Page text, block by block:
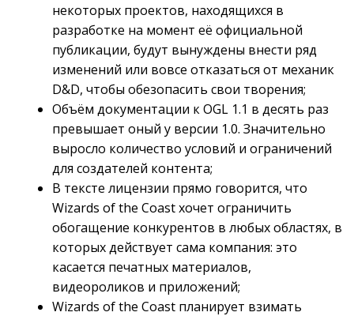
некоторых проектов, находящихся в
разработке на момент её официальной
публикации, будут вынуждены внести ряд
изменений или вовсе отказаться от механик
D&D, чтобы обезопасить свои творения;
Объём документации к OGL 1.1 в десять раз
превышает оный у версии 1.0. Значительно
выросло количество условий и ограничений
для создателей контента;
В тексте лицензии прямо говорится, что
Wizards of the Coast хочет ограничить
обогащение конкурентов в любых областях, в
которых действует сама компания: это
касается печатных материалов,
видеороликов и приложений;
Wizards of the Coast планирует взимать